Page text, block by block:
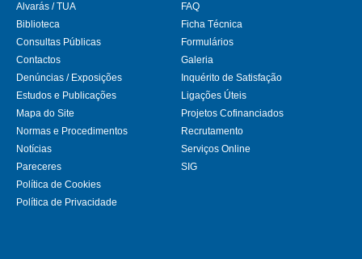
Alvarás / TUA
Biblioteca
Consultas Públicas
Contactos
Denúncias / Exposições
Estudos e Publicações
FAQ
Ficha Técnica
Formulários
Galeria
Inquérito de Satisfação
Ligações Úteis
Mapa do Site
Normas e Procedimentos
Notícias
Pareceres
Política de Cookies
Política de Privacidade
Projetos Cofinanciados
Recrutamento
Serviços Online
SIG